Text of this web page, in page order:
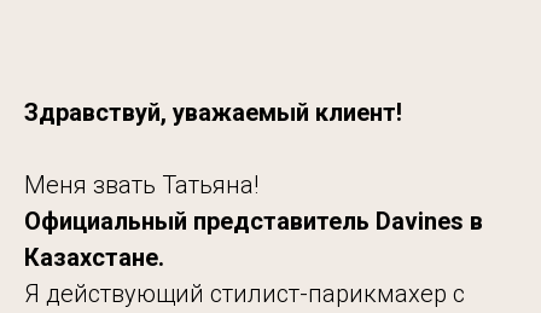
Здравствуй, уважаемый клиент!
Меня звать Татьяна!
Официальный представитель Davines в
Казахстане.
Я действующий стилист-парикмахер с